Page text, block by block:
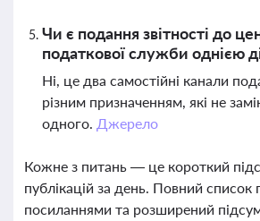
Чи є подання звітності до
податкової служби однією
Ні, це два самостійні канали
різним призначенням, які не
одного. Джерело
Кожне з питань — це короткий
публікацій за день. Повний
посиланнями та розширений